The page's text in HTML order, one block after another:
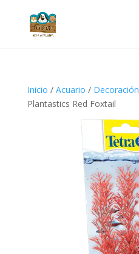
Inicio / Acuario / Decoración
Plantastics Red Foxtail